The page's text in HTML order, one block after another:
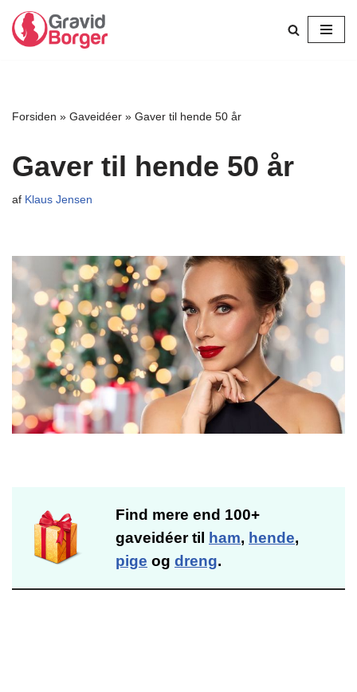
Spring
Forsiden » Gaveidéer » Gaver til hende 50 år
Gaver til hende 50 år
af Klaus Jensen
Find mere end 100+
gaveidéer til
ham, hende,
pige og dreng.